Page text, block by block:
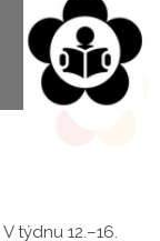
týdnu 12.–16.